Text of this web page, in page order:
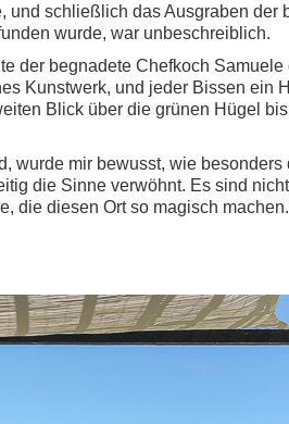
und schließlich das Ausgraben der
wurde, war unbeschreiblich.
der begnadete Chefkoch
Kunstwerk, und jeder Bissen ein
Blick über die grünen Hügel
wurde mir bewusst, wie besonders
die Sinne verwöhnt. Es sind
die diesen Ort so magisch machen.